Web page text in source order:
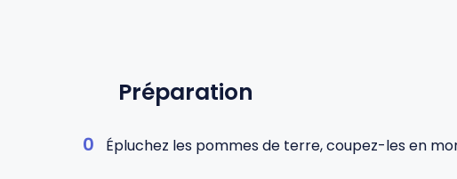
Préparation
Épluchez les pommes de terre, coupez-les en